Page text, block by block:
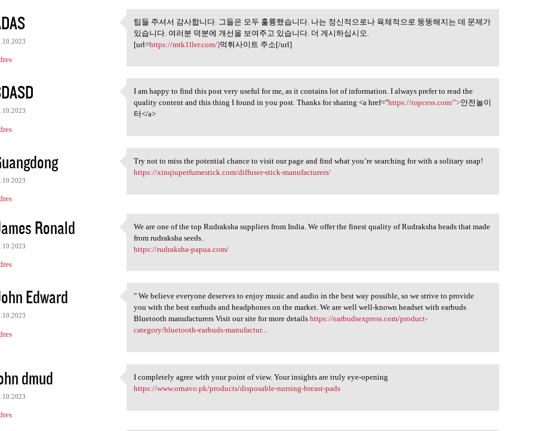
팁들 주셔서 감사합니다. 그들은 모두 훌륭했습니다.
팁들 주셔서 감사합니다. 그들은 모두 훌륭했습니다. 나는 정신적으로나 육체적으로 뚱뚱해지는 데 문제가
있습니다. 여러분 덕분에 개선을 보여주고 있습니다. 더 게시하십시오.
[url=https://mtk1ller.com/]먹튀사이트 주소[/url]
I am happy to find this post
I am happy to find this post very useful for me, as it contains lot of information. I always prefer to read the
quality content and this thing I found in you post. Thanks for sharing <a href="https://topcess.com/">안전놀이
터</a>
Try not to miss the potential
Try not to miss the potential chance to visit our page and find what you’re searching for with a solitary snap!
https://xinqiuperfumestick.com/diffuser-stick-manufacturers/
Ronald We are one of the top
We are one of the top Rudraksha suppliers from India. We offer the finest quality of Rudraksha beads that made
from rudraksha seeds.
https://rudraksha-papua.com/
Edward " We believe everyone
" We believe everyone deserves to enjoy music and audio in the best way possible, so we strive to provide
you with the best earbuds and headphones on the market. We are well well-known headset with earbuds
Bluetooth manufacturers Visit our site for more detailshttps://earbudsexpress.com/product-
category/bluetooth-earbuds-manufactur...
dmud I completely agree with your
I completely agree with your point of view. Your insights are truly eye-opening
https://www.ornavo.pk/products/disposable-nursing-breast-pads